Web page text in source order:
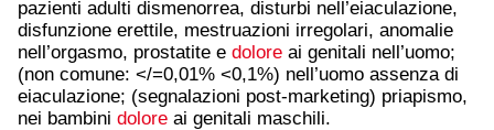
pazienti adulti dismenorrea, disturbi nell’eiaculazione,
disfunzione erettile, mestruazioni irregolari, anomalie
nell’orgasmo, prostatite e dolore ai genitali nell’uomo;
(non comune: </=0,01% <0,1%) nell’uomo assenza di
eiaculazione; (segnalazioni post-marketing) priapismo,
nei bambini dolore ai genitali maschili.